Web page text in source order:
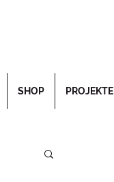
SHOP PROJEKTE